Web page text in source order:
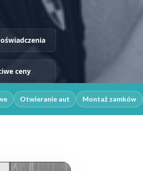
ceny
Otwieranie aut Montaż zamków